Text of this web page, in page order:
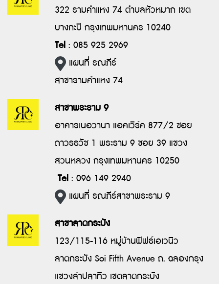
322 รามคำแหง 74 ตำบลหัวหมาก เขต
บางกะปิ กรุงเทพมหานคร 10240
Tel : 085 925 2969
แผนที่ รณภีร์
สาขารามคำแหง 74
สาขาพระราม 9
อาคารเนอวานา แอคเวิร์ค 877/2 ซอย
ถาวรธวัช 1 พระราม 9 ซอย 39 แขวง
สวนหลวง กรุงเทพมหานคร 10250
Tel : 096 149 2940
แผนที่ รณภีร์สาขาพระราม 9
สาขาลาดกระบัง
123/115-116 หมู่บ้านฟิฟธ์เอเวนิว
ลาดกระบัง Soi Fifth Avenue ถ. ฉลองกรุง
แขวงลำปลาทิว เขตลาดกระบัง